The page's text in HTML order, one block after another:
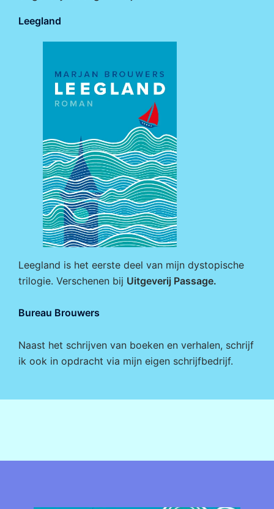
Leegland
Leegland is het eerste deel van mijn dystopische
trilogie. Verschenen bij Uitgeverij Passage.
Bureau Brouwers
Naast het schrijven van boeken en verhalen, schrijf
ik ook in opdracht via mijn eigen schrijfbedrijf.